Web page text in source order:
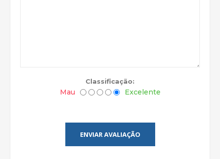
Classificação:
Mau Excelente
ENVIAR AVALIAÇÃO